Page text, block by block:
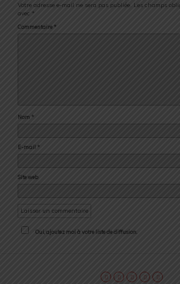
Votre adresse e-mail ne sera pas publiée. Les champs
avec *
Commentaire *
Nom *
E-mail *
Site web
Oui, ajoutez moi à votre liste de diffusion.